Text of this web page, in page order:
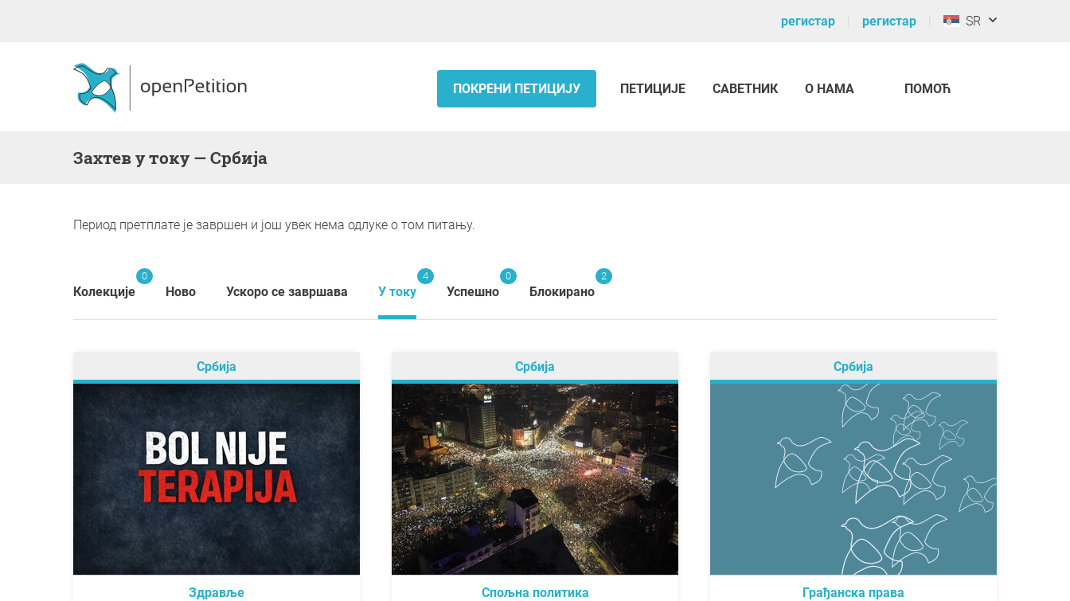
регистар регистар SR
ПОКРЕНИ ПЕТИЦИЈУ ПЕТИЦИЈЕ САВЕТНИК О НАМА ПОМОЋ
Захтев у току — Србија
Период претплате је завршен и још увек нема одлуке о том питању.
Колекције
0
Ново Ускоро се завршава У току
4
Успешно
0
Блокирано
2
Србија
Здравље
Србија
Спољна политика
Србија
Грађанска права